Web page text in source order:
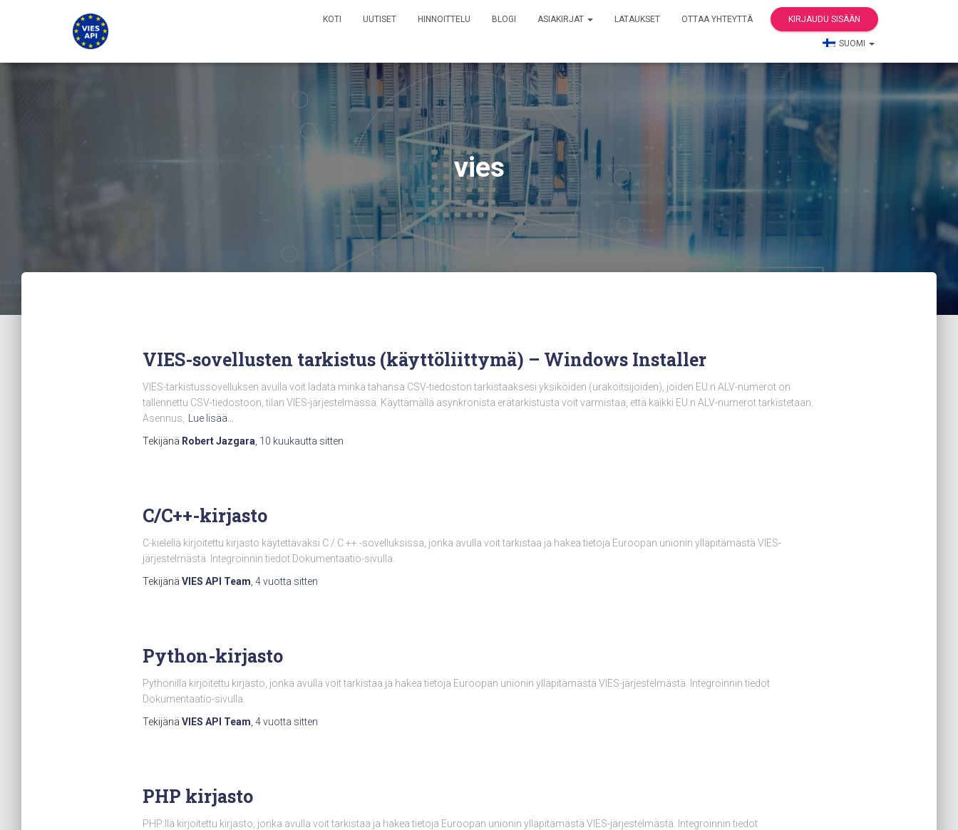
KOTI UUTISET HINNOITTELU BLOGI ASIAKIRJAT LATAUKSET OTTAA YHTEYTTÄ KIRJAUDU SISÄÄN
SUOMI
vies
VIES-sovellusten tarkistus (käyttöliittymä) – Windows Installer
VIES-tarkistussovelluksen avulla voit ladata minkä tahansa CSV-tiedoston tarkistaaksesi yksiköiden (urakoitsijoiden), joiden EU:n ALV-numerot on
tallennettu CSV-tiedostoon, tilan VIES-järjestelmässä. Käyttämällä asynkronista erätarkistusta voit varmistaa, että kaikki EU:n ALV-numerot tarkistetaan.
Asennus,
Lue lisää…
Tekijänä Robert Jazgara 10 kuukautta sitten
C/C++-kirjasto
C-kielellä kirjoitettu kirjasto käytettäväksi C / C ++ -sovelluksissa, jonka avulla voit tarkistaa ja hakea tietoja Euroopan unionin ylläpitämästä VIES-
järjestelmästä. Integroinnin tiedot Dokumentaatio-sivulla.
Tekijänä VIES API Team 4 vuotta sitten
Python-kirjasto
Pythonilla kirjoitettu kirjasto, jonka avulla voit tarkistaa ja hakea tietoja Euroopan unionin ylläpitämästä VIES-järjestelmästä. Integroinnin tiedot
Dokumentaatio-sivulla.
Tekijänä VIES API Team 4 vuotta sitten
PHP kirjasto
PHP:llä kirjoitettu kirjasto, jonka avulla voit tarkistaa ja hakea tietoja Euroopan unionin ylläpitämästä VIES-järjestelmästä. Integroinnin tiedot